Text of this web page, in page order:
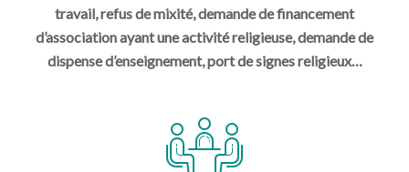
travail, refus de mixité, demande de financement
d’association ayant une activité religieuse, demande de
dispense d’enseignement, port de signes religieux…